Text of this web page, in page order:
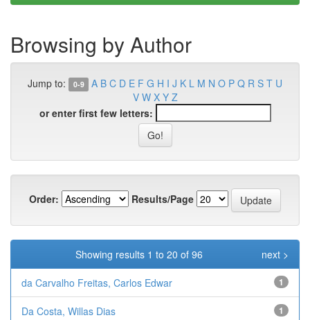
Browsing by Author
Jump to: 0-9 A B C D E F G H I J K L M N O P Q R S T U
V W X Y Z
or enter first few letters:
Order: Results/Page
Showing results 1 to 20 of 96 next >
da Carvalho Freitas, Carlos Edwar 1
Da Costa, Willas Dias 1